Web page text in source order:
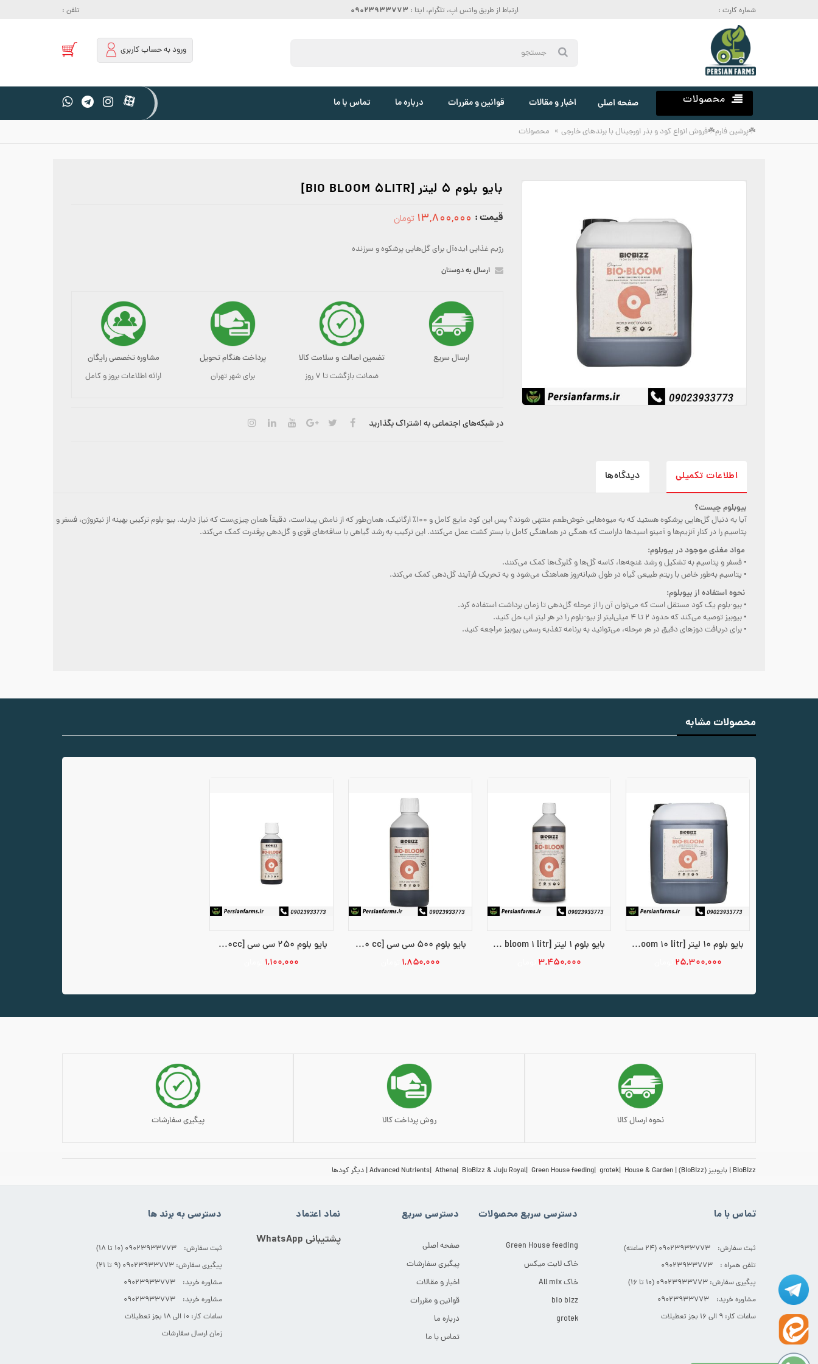
شماره کارت : ارتباط از طریق واتس اپ، تلگرام، ایتا : 09023933773 تلفن :
ورود به حساب کاربری
محصولات صفحه اصلی اخبار و مقالات قوانین و مقررات درباره ما تماس با ما
☘️پرشین فارم☘️فروش انواع کود و بذر اورجینال با برندهای خارجی » محصولات
بایو بلوم 5 لیتر [BIO BLOOM 5LITR]
قیمت : ۱۳,۸۰۰,۰۰۰ تومان
رژیم غذایی ایده‌آل برای گل‌هایی پرشکوه و سرزنده
ارسال به دوستان
ارسال سریع تضمین اصالت و سلامت کالا
ضمانت بازگشت تا ۷ روز
پرداخت هنگام تحویل
برای شهر تهران
مشاوره تخصصی رایگان
ارائه اطلاعات بروز و کامل
در شبکه‌های اجتماعی به اشتراک بگذارید
اطلاعات تکمیلی دیدگاه‌ها
بیوبلوم چیست؟
آیا به دنبال گل‌هایی پرشکوه هستید که به میوه‌هایی خوش‌طعم منتهی شوند؟ پس این کود مایع کامل و ۱۰۰٪ ارگانیک، همان‌طور که از نامش پیداست، دقیقاً همان چیزی‌ست که نیاز دارید. بیو·بلوم ترکیبی بهینه از نیتروژن، فسفر و
پتاسیم را در کنار آنزیم‌ها و آمینو اسیدها داراست که همگی در هماهنگی کامل با بستر کشت عمل می‌کنند. این ترکیب به رشد گیاهی با ساقه‌های قوی و گل‌دهی پرقدرت کمک می‌کند.
مواد مغذی موجود در بیوبلوم:
• فسفر و پتاسیم به تشکیل و رشد غنچه‌ها، کاسه گل‌ها و گلبرگ‌ها کمک می‌کنند.
• پتاسیم به‌طور خاص با ریتم طبیعی گیاه در طول شبانه‌روز هماهنگ می‌شود و به تحریک فرآیند گل‌دهی کمک می‌کند.
نحوه استفاده از بیوبلوم:
• بیو·بلوم یک کود مستقل است که می‌توان آن را از مرحله گل‌دهی تا زمان برداشت استفاده کرد.
• بیوبیز توصیه می‌کند که حدود ۲ تا ۴ میلی‌لیتر از بیو·بلوم را در هر لیتر آب حل کنید.
• برای دریافت دوزهای دقیق در هر مرحله، می‌توانید به برنامه تغذیه رسمی بیوبیز مراجعه کنید.
محصولات مشابه
بایو بلوم 10 لیتر [Bio Bloom 10 litr]
۲۵,۳۰۰,۰۰۰
بایو بلوم 1 لیتر [bio bloom 1 litr]
۳,۴۵۰,۰۰۰
بایو بلوم 500 سی سی [bio bloom 500 cc]
۱,۸۵۰,۰۰۰
افزودن به سبد خرید
بایو بلوم 250 سی سی [bio bloom 250cc]
۱,۱۰۰,۰۰۰
افزودن به سبد خرید
نحوه ارسال کالا روش پرداخت کالا پیگیری سفارشات
BioBizz بایوبیز (BioBizz) Advanced Nutrients Athena BioBizz & Juju Royal Green House feeding grotek House & Garden دیگر کودها
تماس با ما
ثبت سفارش: 09023933773 (۲۴ ساعته)
تلفن همراه : 09023933773
پیگیری سفارش: 09023933773 (۱۰ تا ۱۶)
مشاوره خرید: 09023933773
ساعات کار: ۹ الی ۱۶ بجز تعطیلات
دسترسی سریع محصولات
Green House feeding
خاک لایت میکس
خاک All mix
bio bizz
grotek
دسترسی سریع
صفحه اصلی
پیگیری سفارشات
اخبار و مقالات
قوانین و مقررات
درباره ما
تماس با ما
نماد اعتماد
پشتیبانی WhatsApp
دسترسی به برند ها
ثبت سفارش: 09023933773 (۱۰ تا ۱۸)
پیگیری سفارش: 09023933773 (۹ تا ۲۱)
مشاوره خرید: 09023933773
مشاوره خرید: 09023933773
ساعات کار: ۱۰ الی ۱۸ بجز تعطیلات
زمان ارسال سفارشات